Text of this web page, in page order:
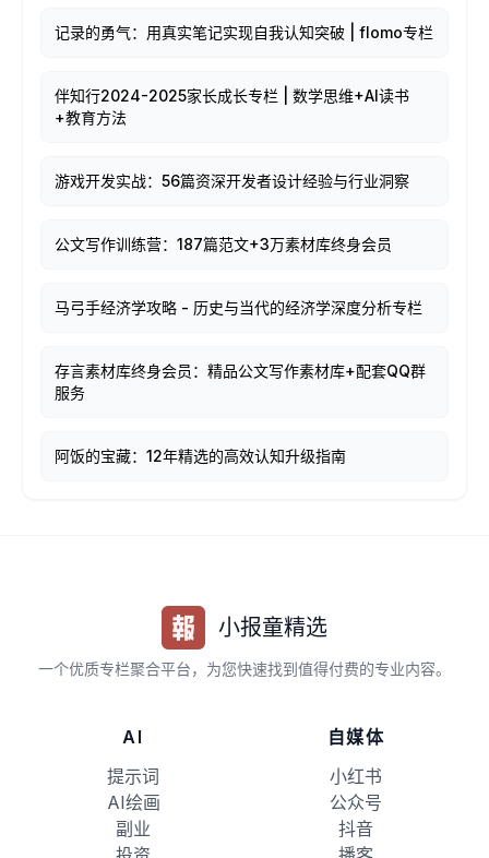
记录的勇气：用真实笔记实现自我认知突破 | flomo专栏
伴知行2024-2025家长成长专栏 | 数学思维+AI读书
+教育方法
游戏开发实战：56篇资深开发者设计经验与行业洞察
公文写作训练营：187篇范文+3万素材库终身会员
马弓手经济学攻略 - 历史与当代的经济学深度分析专栏
存言素材库终身会员：精品公文写作素材库+配套QQ群
服务
阿饭的宝藏：12年精选的高效认知升级指南
小报童精选
一个优质专栏聚合平台，为您快速找到值得付费的专业内容。
AI
提示词
AI绘画
副业
自媒体
小红书
公众号
抖音